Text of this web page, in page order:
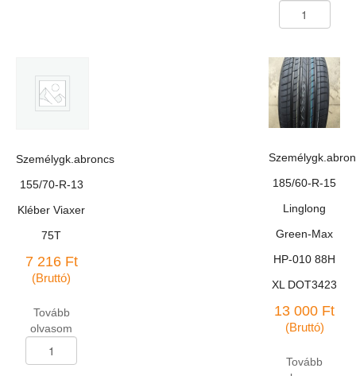
mennyiség
175/70-
13
Rosava
BC-
20
négyévszakos
Személygk.abroncs
155/70-R-13
Kléber Viaxer
75T
7 216 Ft
(Bruttó)
Tovább
olvasom
155/70-
185/60-R-15
Linglong
Green-Max
HP-010 88H
XL DOT3423
13 000 Ft
(Bruttó)
Tovább